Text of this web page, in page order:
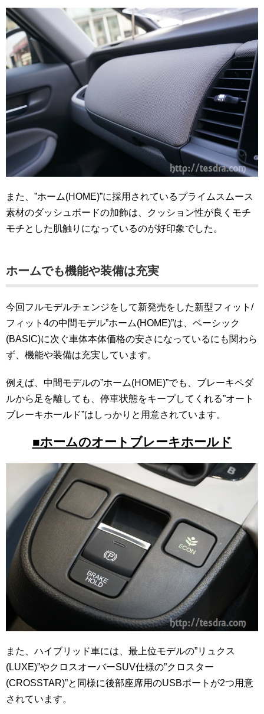
また、”ホーム(HOME)”に採用されているプライムスムース
素材のダッシュボードの加飾は、クッション性が良くモチ
モチとした肌触りになっているのが好印象でした。
ホームでも機能や装備は充実
今回フルモデルチェンジをして新発売をした新型フィット/
フィット4の中間モデル”ホーム(HOME)”は、ベーシック
(BASIC)に次ぐ車体本体価格の安さになっているにも関わら
ず、機能や装備は充実しています。
例えば、中間モデルの”ホーム(HOME)”でも、ブレーキペダ
ルから足を離しても、停車状態をキープしてくれる”オート
ブレーキホールド”はしっかりと用意されています。
■ホームのオートブレーキホールド
また、ハイブリッド車には、最上位モデルの”リュクス
(LUXE)”やクロスオーバーSUV仕様の”クロスター
(CROSSTAR)”と同様に後部座席用のUSBポートが2つ用意
されています。